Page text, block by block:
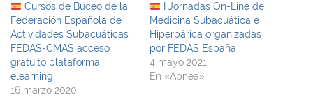
Cursos de Buceo de la
Federación Española de
Actividades Subacuáticas
FEDAS-CMAS acceso
gratuito plataforma
elearning
16 marzo 2020
I Jornadas On-Line de
Medicina Subacuática e
Hiperbárica organizadas
por FEDAS España
4 mayo 2021
En «Apnea»